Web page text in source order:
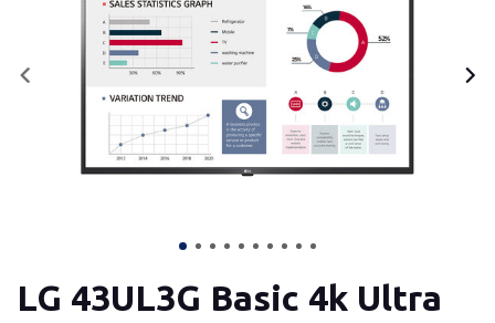
LG 43UL3G Basic 4k Ultra